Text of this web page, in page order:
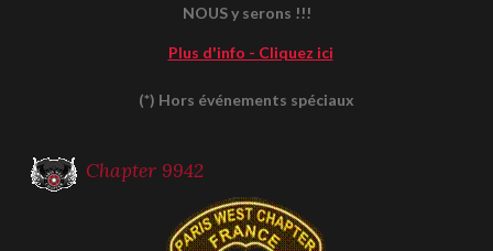
NOUS y serons !!!
Plus d'info - Cliquez ici
(*) Hors événements spéciaux
Chapter 9942